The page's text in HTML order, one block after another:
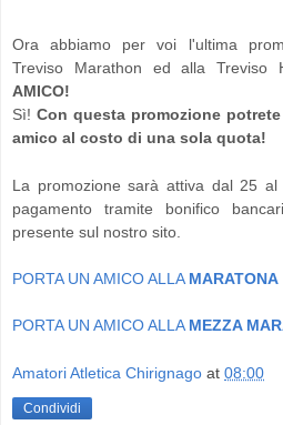
Ora abbiamo per voi l'ultima
Treviso Marathon ed alla Treviso
AMICO!
Sì!Con questa promozione
amico al costo di una sola quota!
La promozione sarà attiva dal 25
pagamento tramite bonifico
presente sul nostro sito.
PORTA UN AMICO ALLA MARATONA
PORTA UN AMICO ALLA MEZZA
Amatori Atletica Chirignago at 08:00
Condividi